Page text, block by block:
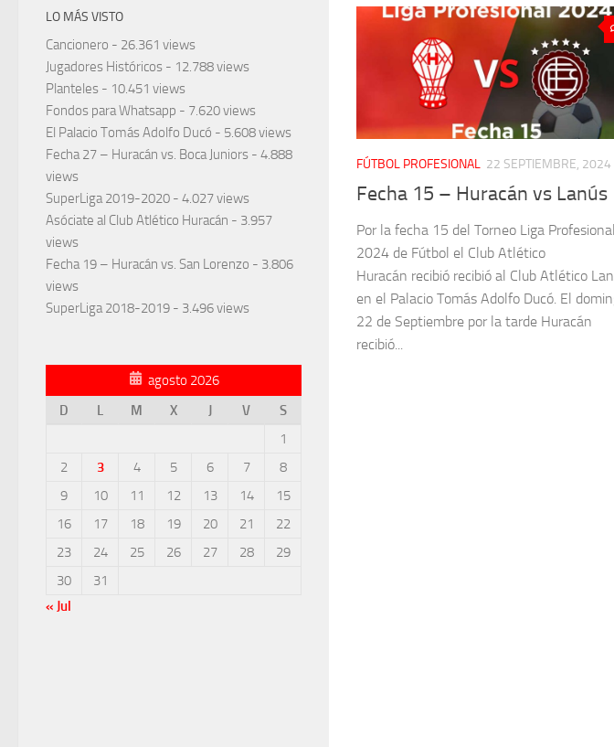
FÚTBOL PROFESIONAL 22 SEPTIEMBRE, 2024
Fecha 15 – Huracán vs Lanús
Por la fecha 15 del Torneo Liga Profesional
2024 de Fútbol el Club Atlético
Huracán recibió recibió al Club Atlético
en el Palacio Tomás Adolfo Ducó. El
22 de Septiembre por la tarde Huracán
recibió...
LO MÁS VISTO
Cancionero - 26.361 views
Jugadores Históricos - 12.788 views
Planteles - 10.451 views
Fondos para Whatsapp - 7.620 views
El Palacio Tomás Adolfo Ducó - 5.608 views
Fecha 27 – Huracán vs. Boca Juniors - 4.888
views
SuperLiga 2019-2020 - 4.027 views
Asóciate al Club Atlético Huracán - 3.957
views
Fecha 19 – Huracán vs. San Lorenzo - 3.806
views
SuperLiga 2018-2019 - 3.496 views
agosto 2026
D
L M X J V
S
1
2
3 4 5 6 7
8
9
10 11 12 13 14
15
16
17 18 19 20 21
22
23
24 25 26 27 28
29
30
31
« Jul